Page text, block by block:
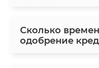
Сколько
одобрение